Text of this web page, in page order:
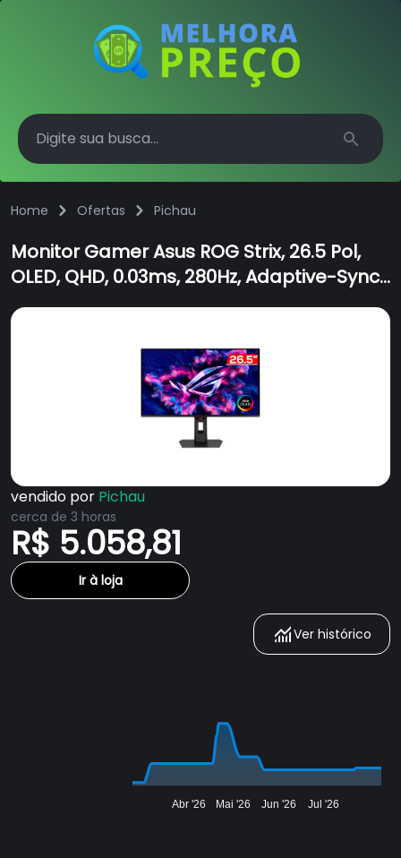
Search
Home Ofertas Pichau
Monitor Gamer Asus ROG Strix, 26.5 Pol,
OLED, QHD, 0.03ms, 280Hz, Adaptive-Sync,
HDMI/DP, XG27ACDMS
vendido por Pichau
cerca de 3 horas
R$ 5.058,81
Ir à loja
Ver histórico
Abr '26 Mai '26 Jun '26 Jul '26